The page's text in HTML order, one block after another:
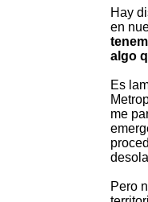
Hay
en
algo
Es
me
Pero